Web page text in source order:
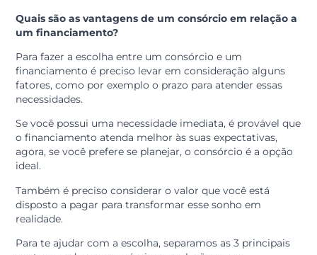
Durante o período contratado, o consorciado pode
receber a carta de crédito para adquirir o bem de duas
formas: quando for contemplado por sorteio, que
acontece periodicamente em uma assembleia, ou
quando fizer lances por ela.
pagamentos até o final do contrato quando, de forma
gradativa, todos os consorciados terão sido
contemplados para comprar a moto que tanto
Quais são as vantagens de um consórcio em
um financiamento?
Para fazer a escolha entre um consórcio e um
financiamento é preciso levar em consideração alguns